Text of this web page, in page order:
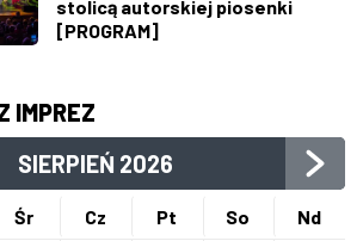
stolicą autorskiej piosenki
[PROGRAM]
IMPREZ
SIERPIEŃ 2026
Śr Cz Pt So
Nd